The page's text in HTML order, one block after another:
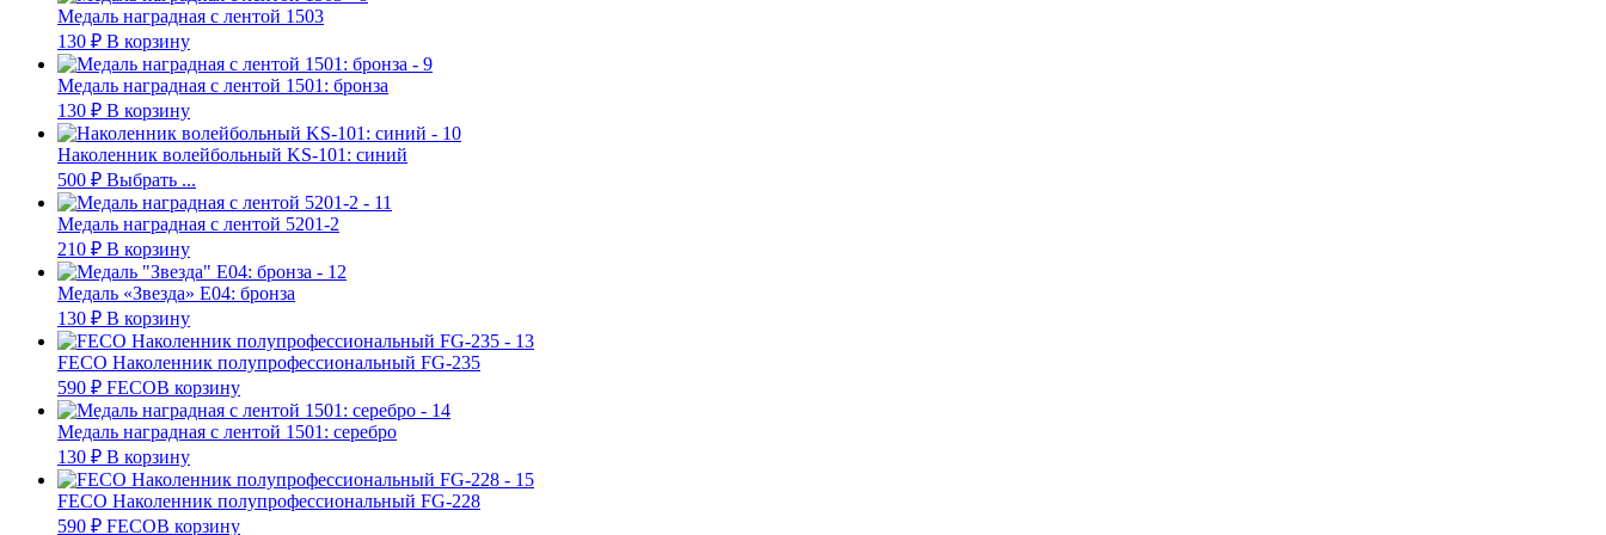
Медаль наградная с лентой 1503
130 ₽ В корзину
Медаль наградная с лентой 1501: бронза
130 ₽ В корзину
Наколенник волейбольный KS-101: синий
500 ₽ Выбрать ...
Медаль наградная с лентой 5201-2
210 ₽ В корзину
Медаль «Звезда» E04: бронза
130 ₽ В корзину
FECO Наколенник полупрофессиональный FG-235
590 ₽ FECOВ корзину
Медаль наградная с лентой 1501: серебро
130 ₽ В корзину
FECO Наколенник полупрофессиональный FG-228
590 ₽ FECOВ корзину